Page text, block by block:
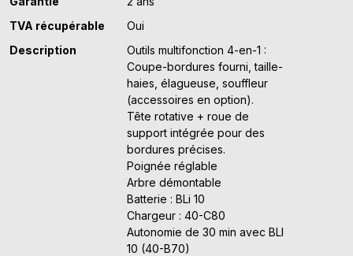
TVA récupérable
Oui
Description
Outils multifonction 4-en-1 :
Coupe-bordures fourni, taille-
haies, élagueuse, souffleur
(accessoires en option).
Tête rotative + roue de
support intégrée pour des
bordures précises.
Poignée réglable
Arbre démontable
Batterie : BLi 10
Chargeur : 40-C80
Autonomie de 30 min avec BLI
10 (40-B70)